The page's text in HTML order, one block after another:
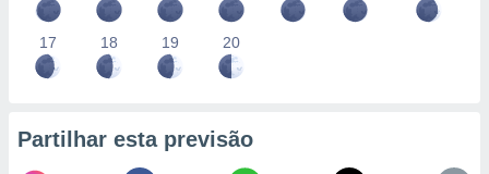
17 18 19 20
Partilhar esta previsão